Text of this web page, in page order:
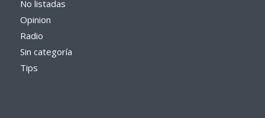
No listadas
Opinion
Radio
Sin categoría
Tips